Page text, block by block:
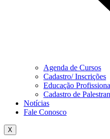
Agenda de Cursos
Cadastro/ Inscrições
Educação
Cadastro de
Notícias
Fale Conosco
X